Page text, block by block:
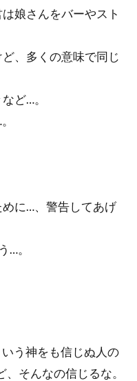
娘さんをバーやスト
、多くの意味で同じ
ど…。
に…、警告してあげ
…。
う神をも信じぬ人の
そんなの信じるな。